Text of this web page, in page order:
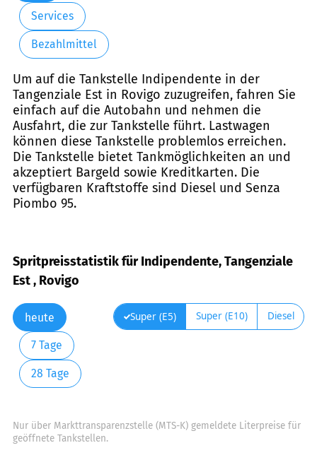
Services
Bezahlmittel
Um auf die Tankstelle Indipendente in der
Tangenziale Est in Rovigo zuzugreifen, fahren Sie
einfach auf die Autobahn und nehmen die
Ausfahrt, die zur Tankstelle führt. Lastwagen
können diese Tankstelle problemlos erreichen.
Die Tankstelle bietet Tankmöglichkeiten an und
akzeptiert Bargeld sowie Kreditkarten. Die
verfügbaren Kraftstoffe sind Diesel und Senza
Piombo 95.
Spritpreisstatistik für Indipendente, Tangenziale
Est , Rovigo
heute
7 Tage
28 Tage
Super (E5) Super (E10) Diesel
Nur über Markttransparenzstelle (MTS-K) gemeldete Literpreise für
geöffnete Tankstellen.